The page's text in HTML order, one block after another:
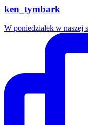
ken_tymbark
W poniedziałek w naszej